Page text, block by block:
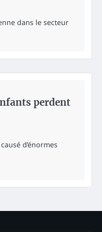
dans le secteur
perdent
d’énormes